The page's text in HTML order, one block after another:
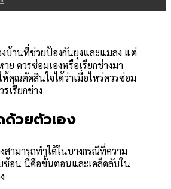
บ้านที่ช่วยป้องกันยุงและแมลง แต่
ย ควรซ่อมเองหรือเรียกช่างมา
คุณตัดสินใจได้ว่าเมื่อไหร่ควรซ่อม
เรียกช่าง
วยตัวเอง
สามารถทำได้ในบางกรณีที่ความ
ซ้อน นี่คือขั้นตอนและเคล็ดลับใน